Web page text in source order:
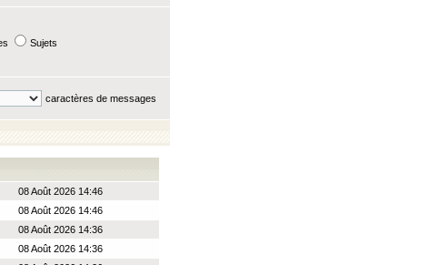
Sujets
caractères de messages
08 Août 2026 14:46
08 Août 2026 14:46
08 Août 2026 14:36
08 Août 2026 14:36